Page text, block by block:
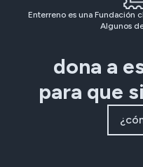
Enterreno es una Fundación
Algunos
dona a
para que